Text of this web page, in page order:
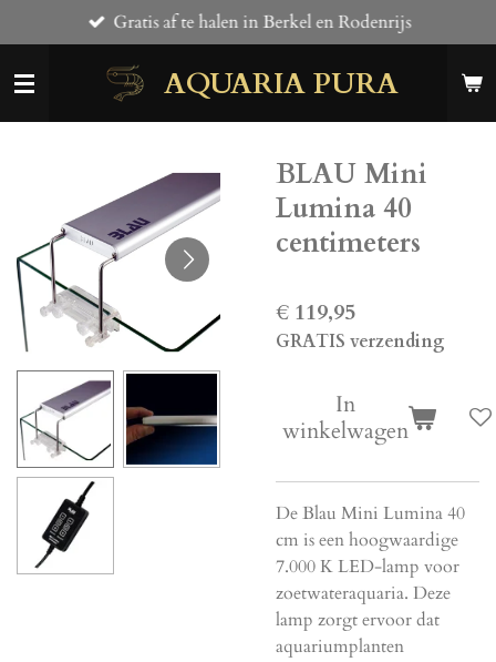
direct
naar
AQUARIA PURA
Gratis af te halen in Berkel en Rodenrijs
BLAU Mini
Lumina 40
centimeters
€ 119,95
GRATIS verzending
In
winkelwagen
De Blau Mini Lumina 40
cm is een hoogwaardige
7.000 K LED-lamp voor
zoetwateraquaria. Deze
lamp zorgt ervoor dat
aquariumplanten